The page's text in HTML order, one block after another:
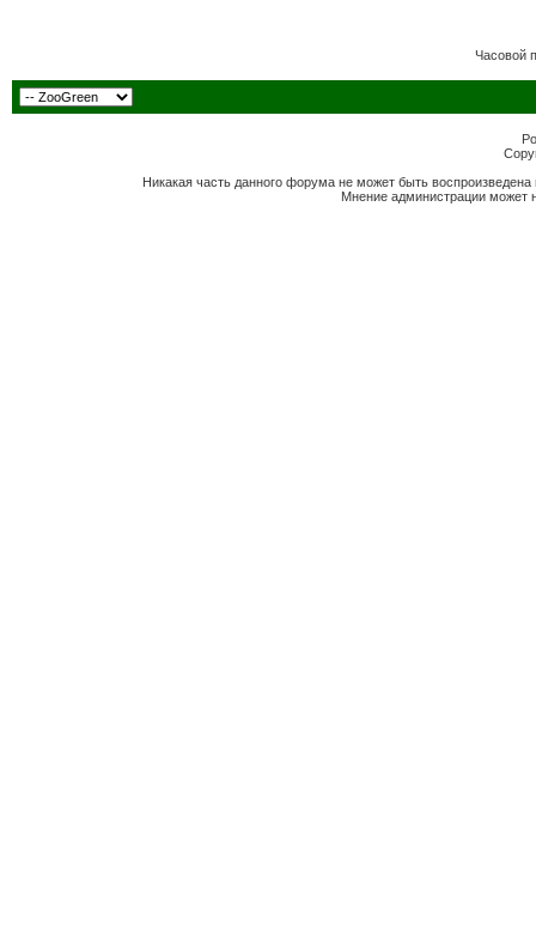
Часовой
Никакая часть данного форума не может быть
Мнение администрации может